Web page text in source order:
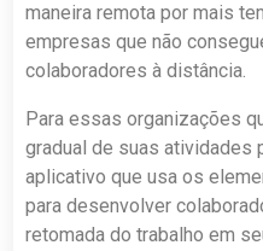
maneira remota por mais
empresas que não
colaboradores à distância.
Para essas organizações
gradual de suas atividades
aplicativo que usa os
para desenvolver
retomada do trabalho em